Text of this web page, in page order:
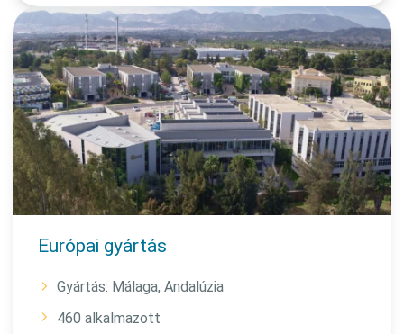
Európai gyártás
Gyártás: Málaga, Andalúzia
460 alkalmazott